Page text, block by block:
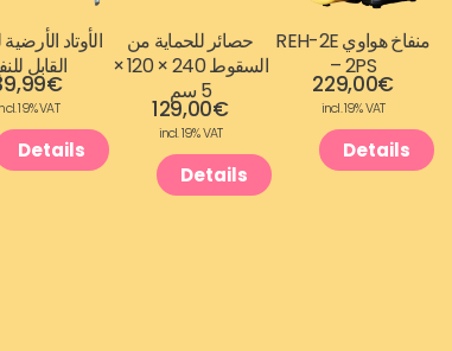
منفاخ هواوي REH-2E
– 2PS
229,00€
incl. 19% VAT
Details
حصائر للحماية من
السقوط 240 × 120 ×
5 سم
129,00€
incl. 19% VAT
Details
الأوتاد
القابل
€
19% VAT
Details